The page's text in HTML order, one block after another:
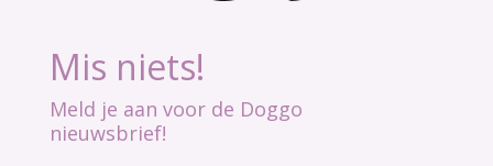
Mis niets!
Meld je aan voor de Doggo
nieuwsbrief!